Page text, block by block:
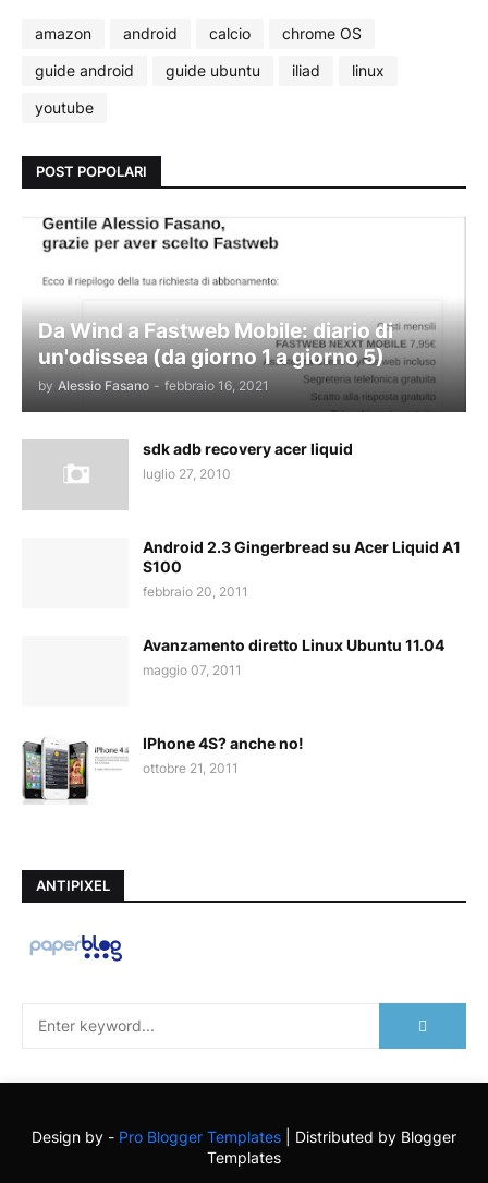
amazon android calcio
chrome OS
guide android
guide ubuntu iliad
linux
youtube
POST POPOLARI
Da Wind a Fastweb Mobile: diario di
un'odissea (da giorno 1 a giorno 5)
by Alessio Fasano - febbraio 16, 2021
sdk adb recovery acer liquid
luglio 27, 2010
Android 2.3 Gingerbread su Acer Liquid A1
S100
febbraio 20, 2011
Avanzamento diretto Linux Ubuntu 11.04
maggio 07, 2011
IPhone 4S? anche no!
ottobre 21, 2011
ANTIPIXEL
Design by - Pro Blogger Templates | Distributed by Blogger
Templates